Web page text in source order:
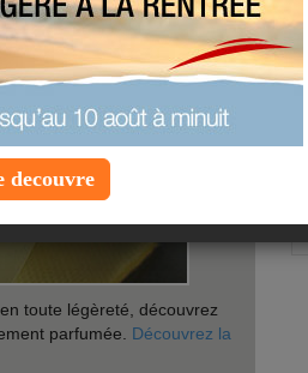
toute légèreté, découvrez
parfumée. Découvrez la
decouvre